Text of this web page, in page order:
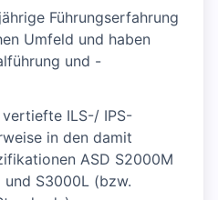
Führungserfahrung
Umfeld und haben
und -
ILS-/ IPS-
in den damit
ASD S2000M
S3000L (bzw.